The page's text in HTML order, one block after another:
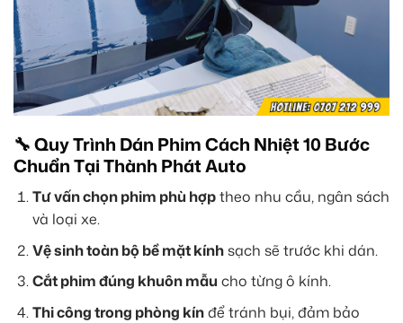
🔧 Quy Trình Dán Phim Cách Nhiệt 10 Bước
Chuẩn Tại Thành Phát Auto
Tư vấn chọn phim phù hợptheo nhu cầu, ngân sách
và loại xe.
Vệ sinh toàn bộ bề mặt kínhsạch sẽ trước khi dán.
Cắt phim đúng khuôn mẫu cho từng ô kính.
Thi công trong phòng kínđể tránh bụi, đảm bảo